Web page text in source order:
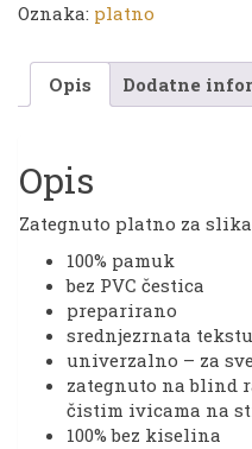
x
cm
količina
Oznaka: platno
Opis Dodatne
Opis
Zategnuto platno za
100% pamuk
bez PVC čestica
preparirano
srednjezrnata
univerzalno – za
zategnuto na blind
čistim ivicama na
100% bez kiselina